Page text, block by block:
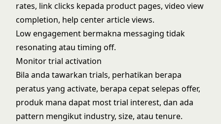
rates, link clicks kepada product pages, video view
completion, help center article views.
Low engagement bermakna messaging tidak
resonating atau timing off.
Monitor trial activation
Bila anda tawarkan trials, perhatikan berapa
peratus yang activate, berapa cepat selepas offer,
produk mana dapat most trial interest, dan ada
pattern mengikut industry, size, atau tenure.